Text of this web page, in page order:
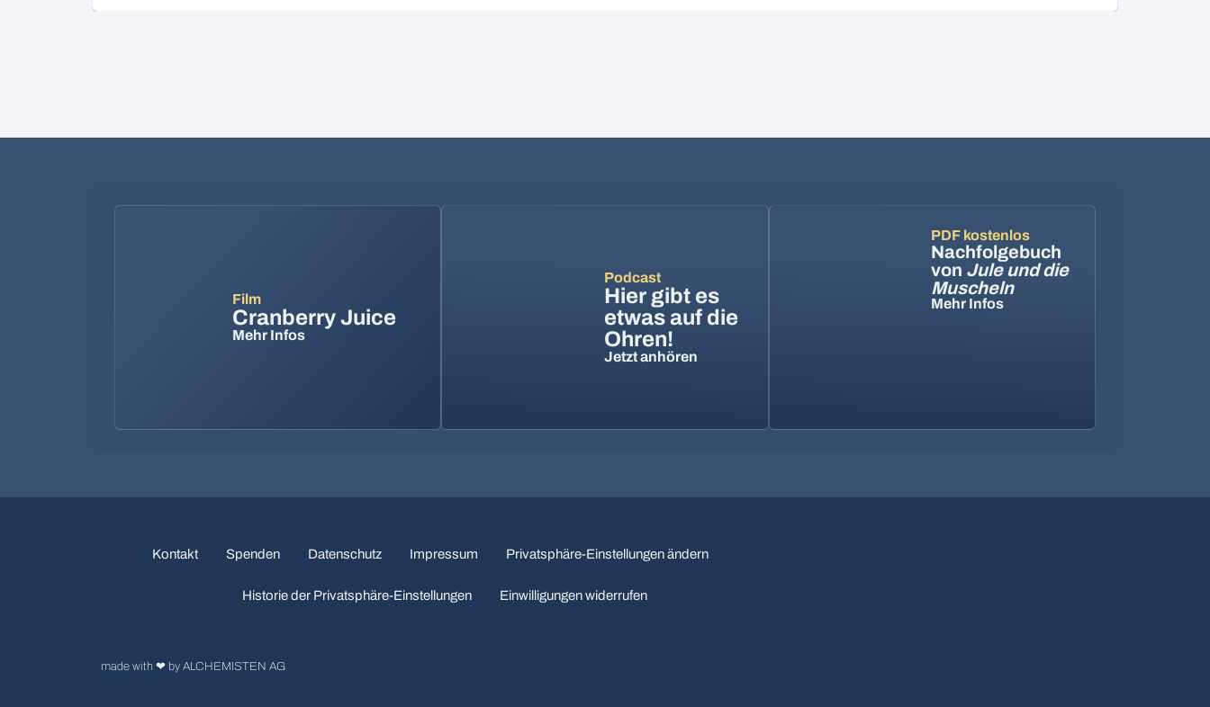
Film
Cranberry Juice
Mehr Infos
Podcast
Hier gibt es
etwas auf die
Ohren!
Jetzt anhören
PDF kostenlos
Nachfolgebuch
von Jule und die
Muscheln
Mehr Infos
Kontakt Spenden Datenschutz Impressum Privatsphäre-Einstellungen ändern
Historie der Privatsphäre-Einstellungen Einwilligungen widerrufen
made with ❤ by ALCHEMISTEN AG